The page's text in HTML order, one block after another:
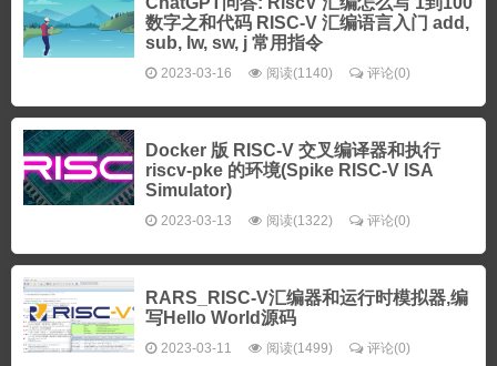
数字之和代码 RISC-V 汇编语言入门 add,
sub, lw, sw, j 常用指令
2023-03-16 阅读(1140) 评论(0)
Docker 版 RISC-V 交叉编译器和执行
riscv-pke 的环境(Spike RISC-V ISA
Simulator)
2023-03-13 阅读(1322) 评论(0)
RARS_RISC-V汇编器和运行时模拟器,编
写Hello World源码
2023-03-11 阅读(1499) 评论(0)